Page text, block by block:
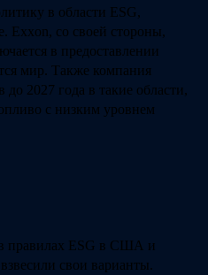
в области ESG,
Exxon, со своей стороны,
в предоставлении
мир. Также компания
2027 года в такие области,
с низким уровнем
правилах ESG в США и
свои варианты.